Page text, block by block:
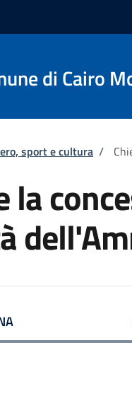
di Cairo
pane
sport e cultura /
la